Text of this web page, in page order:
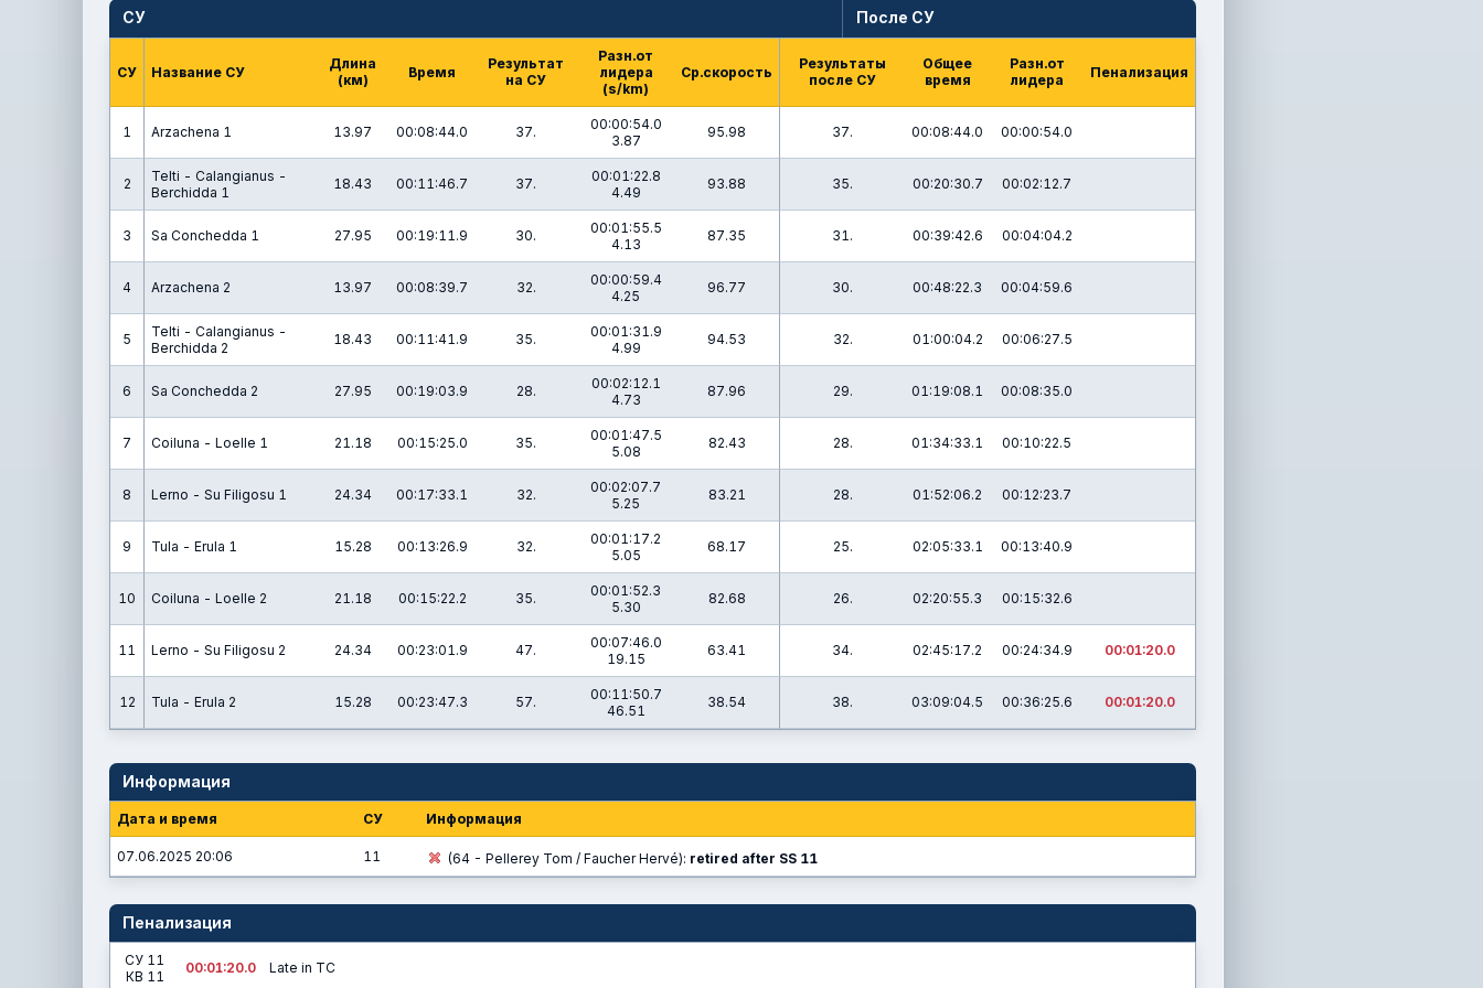
СУ После СУ
СУ Название СУ
Длина
(км)
Время
Результат
на СУ
Разн.от
лидера
(s/km)
Ср.скорость
Результаты
после СУ
Общее
время
Разн.от
лидера
Пенализация
1 Arzachena 1 13.97 00:08:44.0 37.
00:00:54.0
3.87
95.98 37. 00:08:44.0 00:00:54.0
2
Telti - Calangianus -
Berchidda 1
18.43 00:11:46.7 37.
00:01:22.8
4.49
93.88 35. 00:20:30.7 00:02:12.7
3 Sa Conchedda 1 27.95 00:19:11.9 30.
00:01:55.5
4.13
87.35 31. 00:39:42.6 00:04:04.2
4 Arzachena 2 13.97 00:08:39.7 32.
00:00:59.4
4.25
96.77 30. 00:48:22.3 00:04:59.6
5
Telti - Calangianus -
Berchidda 2
18.43 00:11:41.9 35.
00:01:31.9
4.99
94.53 32. 01:00:04.2 00:06:27.5
6 Sa Conchedda 2 27.95 00:19:03.9 28.
00:02:12.1
4.73
87.96 29. 01:19:08.1 00:08:35.0
7 Coiluna - Loelle 1 21.18 00:15:25.0 35.
00:01:47.5
5.08
82.43 28. 01:34:33.1 00:10:22.5
8 Lerno - Su Filigosu 1 24.34 00:17:33.1 32.
00:02:07.7
5.25
83.21 28. 01:52:06.2 00:12:23.7
9 Tula - Erula 1 15.28 00:13:26.9 32.
00:01:17.2
5.05
68.17 25. 02:05:33.1 00:13:40.9
10 Coiluna - Loelle 2 21.18 00:15:22.2 35.
00:01:52.3
5.30
82.68 26. 02:20:55.3 00:15:32.6
11 Lerno - Su Filigosu 2 24.34 00:23:01.9 47.
00:07:46.0
19.15
63.41 34. 02:45:17.2 00:24:34.9 00:01:20.0
12 Tula - Erula 2 15.28 00:23:47.3 57.
00:11:50.7
46.51
38.54 38. 03:09:04.5 00:36:25.6 00:01:20.0
Информация
Дата и время СУ Информация
07.06.2025 20:06 11 (64 - Pellerey Tom / Faucher Hervé): retired after SS 11
Пенализация
СУ 11
КВ 11
00:01:20.0 Late in TC